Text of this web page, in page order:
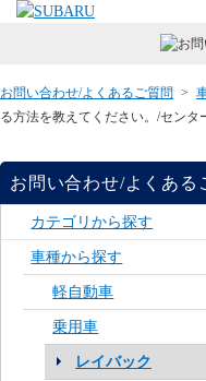
お問い合わせ/よくあるご質問 >
る方法を教えてください。/セン
お問い合わせ/よくある
カテゴリから探す
車種から探す
軽自動車
乗用車
レイバック